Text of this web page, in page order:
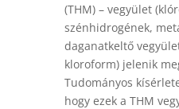
(THM) – vegyület
szénhidrogének,
daganatkeltő
kloroform) jelenik
Tudományos
hogy ezek a THM